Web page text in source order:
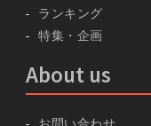
ランキング
特集・企画
About us